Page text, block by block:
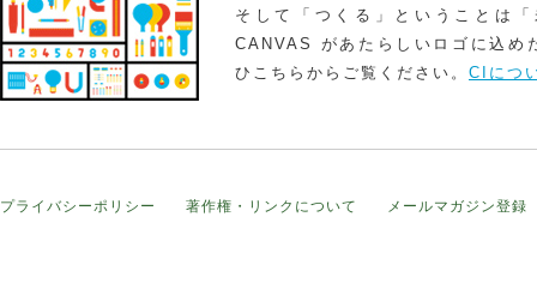
そして「つくる」ということは
CANVAS があたらしいロゴに込め
ひこちらからご覧ください。 CIにつ
プライバシーポリシー 著作権・リンクについて メールマガジン登録